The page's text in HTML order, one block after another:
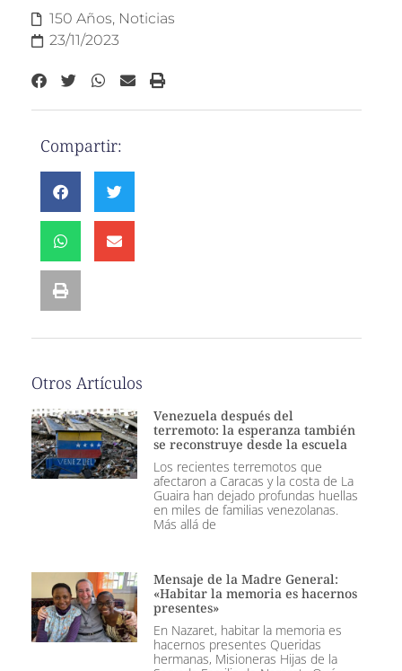
150 Años, Noticias
23/11/2023
Compartir:
Otros Artículos
Venezuela después del
terremoto: la esperanza también
se reconstruye desde la escuela
Los recientes terremotos que
afectaron a Caracas y la costa de La
Guaira han dejado profundas huellas
en miles de familias venezolanas.
Más allá de
Mensaje de la Madre General:
«Habitar la memoria es hacernos
presentes»
En Nazaret, habitar la memoria es
hacernos presentes Queridas
hermanas, Misioneras Hijas de la